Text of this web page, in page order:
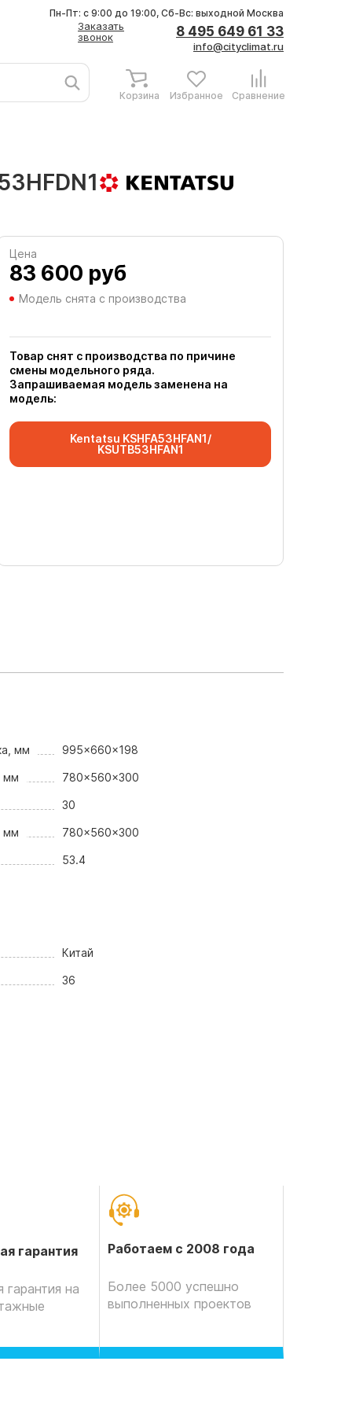
Заказать
звонок
8 495 649 61 33
info@cityclimat.ru
Пн-Пт: с 9:00 до 19:00, Сб-Вс: выходной Москва
Корзина Избранное Сравнение
Цена
83 600 руб
Модель снята с производства
Товар снят с производства по причине
смены модельного ряда.
Запрашиваемая модель заменена на
модель:
Kentatsu KSHFA53HFAN1/
KSUTB53HFAN1
мм 995x660x198
мм 780x560x300
30
мм 780x560x300
53.4
Китай
36
гарантия
гарантия на
Работаем с 2008 года
Более 5000 успешно
выполненных проектов